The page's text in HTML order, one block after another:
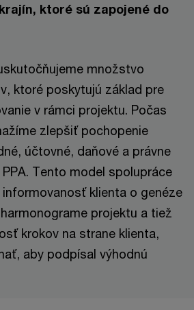
ktoré sú zapojené do
množstvo
ktoré poskytujú základ pre
v rámci projektu. Počas
zlepšiť pochopenie
účtovné, daňové a právne
Tento model spolupráce
klienta o genéze
projektu a tiež
krokov na strane klienta,
aby podpísal výhodnú